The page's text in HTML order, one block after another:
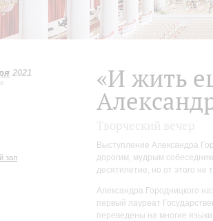
2021
зал
«И жить
Выступление Александра
дорогим, мудрым
десятилетие, но от этого не
Александра Городницкого
первый лауреат
переведены на многие